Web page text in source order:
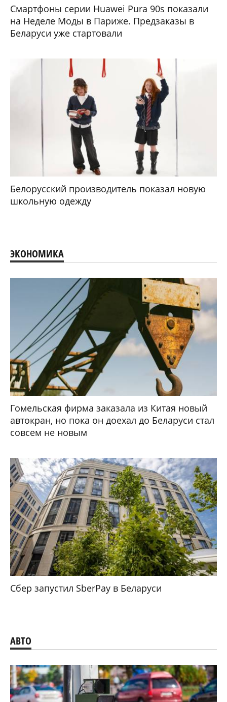
Смартфоны серии Huawei Pura 90s показали
на Неделе Моды в Париже. Предзаказы в
Беларуси уже стартовали
Белорусский производитель показал новую
школьную одежду
ЭКОНОМИКА
Гомельская фирма заказала из Китая новый
автокран, но пока он доехал до Беларуси стал
совсем не новым
Сбер запустил SberPay в Беларуси
АВТО